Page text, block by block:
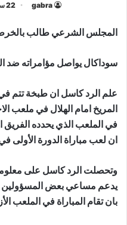
gabra 22 سبتمبر، 2021
المجلس الشرعي طالب
سوداكال يواصل مؤامراته ضد
علم الرد كاسل ان طبخة تتم في
المريخ امام الهلال في ملعب
في الملعب الذي يحدده الفريق
ان لعب مباراة الدورة الأولى
وتحصلت الرد كاسل على
يدعم مساعي بعض المسؤولين
بان تقام المباراة في الملعب